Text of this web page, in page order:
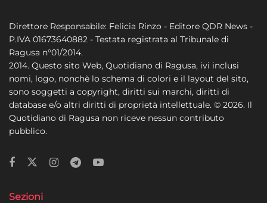
Direttore Responsabile: Felicia Rinzo - Editore QDR News -
P.IVA 01673640882 - Testata registrata al Tribunale di
Ragusa n°01/2014.
2014. Questo sito Web, Quotidiano di Ragusa, ivi inclusi
nomi, logo, nonchè lo schema di colori e il layout del sito,
sono soggetti a copyright, diritti sui marchi, diritti di
database e/o altri diritti di proprietà intellettuale. © 2026. Il
Quotidiano di Ragusa non riceve nessun contributo
pubblico.
Sezioni